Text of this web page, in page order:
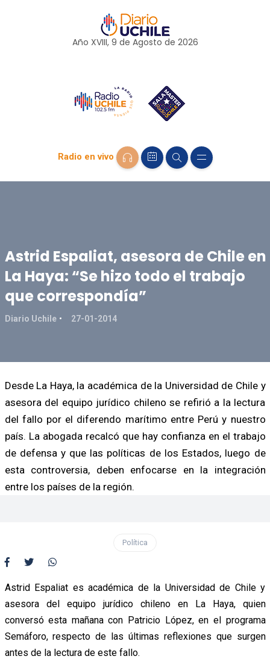
Año XVIII, 9 de Agosto de 2026
Radio en vivo
Astrid Espaliat, asesora de Chile en
La Haya: “Se hizo todo el trabajo
que correspondía”
Diario Uchile 27-01-2014
Desde La Haya, la académica de la Universidad de Chile y
asesora del equipo jurídico chileno se refirió a la lectura
del fallo por el diferendo marítimo entre Perú y nuestro
país. La abogada recalcó que hay confianza en el trabajo
de defensa y que las políticas de los Estados, luego de
esta controversia, deben enfocarse en la integración
entre los países de la región.
Política
Astrid Espaliat es académica de la Universidad de Chile y
asesora del equipo jurídico chileno en La Haya, quien
conversó esta mañana con Patricio López, en el programa
Semáforo, respecto de las últimas reflexiones que surgen
antes de la lectura de este fallo.